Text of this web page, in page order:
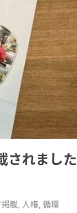
されました
載, 人権, 循環